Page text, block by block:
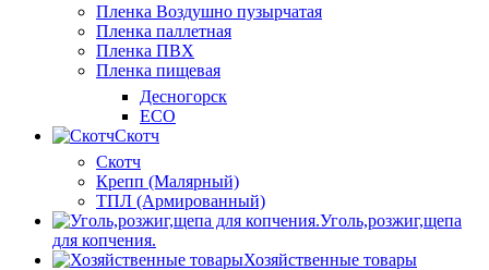
Пленка Воздушно пузырчатая
Пленка паллетная
Пленка ПВХ
Пленка пищевая
Десногорск
ECO
Скотч
Скотч
Крепп (Малярный)
ТПЛ (Армированный)
Уголь,розжиг,щепа
для копчения.
Хозяйственные товары